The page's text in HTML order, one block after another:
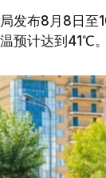
发布8月8日
预计达到41℃。